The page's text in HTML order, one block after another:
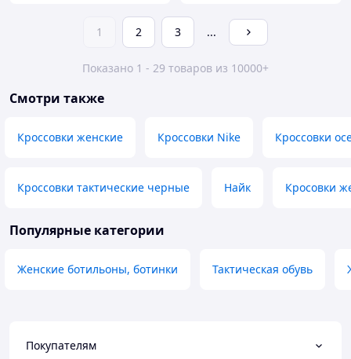
1 2 3 ...
Показано 1 - 29 товаров из 10000+
Смотри также
Кроссовки женские Кроссовки Nike Кроссовки
Кроссовки тактические черные Найк Кросовки
Популярные категории
Женские ботильоны, ботинки Тактическая обувь
Покупателям